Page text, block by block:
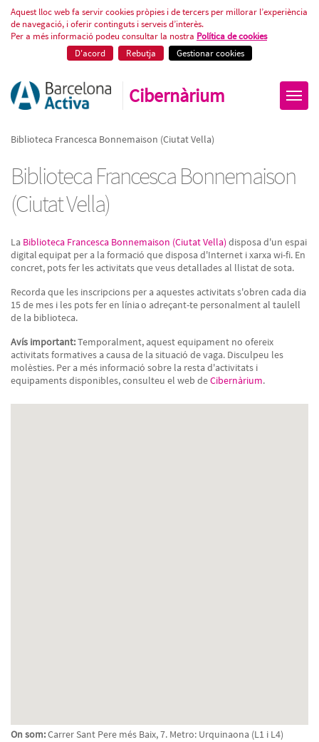
Biblioteca Francesca
Aquest lloc web fa servir cookies pròpies i de tercers per millorar l’experiència
de navegació, i oferir continguts i serveis d’interès.
Per a més informació podeu consultar la nostra Política de cookies
D'acord
Rebutja Gestionar cookies
Cibernàrium
Biblioteca Francesca Bonnemaison (Ciutat Vella)
Biblioteca Francesca Bonnemaison
(Ciutat Vella)
La Biblioteca Francesca Bonnemaison (Ciutat Vella) disposa d'un espai
digital equipat per a la formació que disposa d'Internet i xarxa wi-fi. En
concret, pots fer les activitats que veus detallades al llistat de sota.
Recorda que les inscripcions per a aquestes activitats s'obren cada dia
15 de mes i les pots fer en línia o adreçant-te personalment al taulell
de la biblioteca.
Avís important:Temporalment, aquest equipament no ofereix
activitats formatives a causa de la situació de vaga. Disculpeu les
molèsties. Per a més informació sobre la resta d'activitats i
equipaments disponibles, consulteu el web deCibernàrium.
On som:Carrer Sant Pere més Baix, 7. Metro: Urquinaona (L1 i L4)